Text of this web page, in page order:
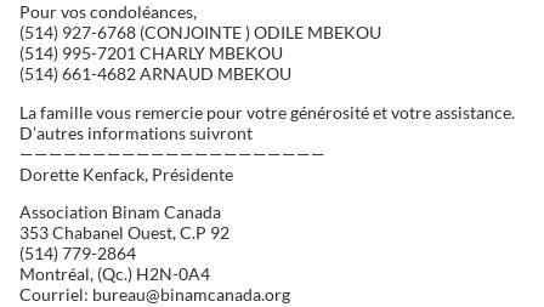
Pour vos condoléances,
(514) 927-6768 (CONJOINTE ) ODILE MBEKOU
(514) 995-7201 CHARLY MBEKOU
(514) 661-4682 ARNAUD MBEKOU
La famille vous remercie pour votre générosité et votre assistance.
D’autres informations suivront
—————————————————————
Dorette Kenfack, Présidente
Association Binam Canada
353 Chabanel Ouest, C.P 92
(514) 779-2864
Montréal, (Qc.) H2N-0A4
Courriel: bureau@binamcanada.org